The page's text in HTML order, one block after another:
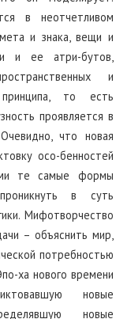
в неотчетливом
и знака, вещи и
и ее атри-бутов,
и
то есть
проявляется в
что новая
осо-бенностей
те самые формы
в суть
Мифотворчество
– объяснить мир,
потребностью
ха нового времени
новые
новые